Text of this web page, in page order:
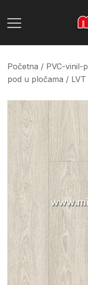
Početna / PVC-vinil-
pod u pločama /